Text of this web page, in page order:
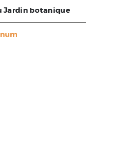
Jardin botanique